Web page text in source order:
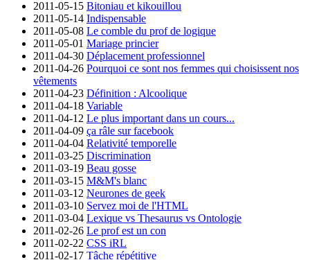
2011-05-15 Bitoniau et kikouillou
2011-05-14 Indispensable
2011-05-08 Le comble du prof de logique
2011-05-01 Mariage princier
2011-04-30 Déplacement professionnel
2011-04-26 Pourquoi ce sont nos femmes qui choisissent nos
vêtements
2011-04-23 Définition : Alcoolique
2011-04-18 Variable
2011-04-12 Le plus important dans un cours...
2011-04-09 ça râle sur facebook
2011-04-04 Relativité temporelle
2011-03-25 Discrimination
2011-03-19 Beau gosse
2011-03-15 M&M's blanc
2011-03-12 Neurones de geek
2011-03-10 Servez moi de l'HTML
2011-03-04 Lexique vs Thesaurus vs Ontologie
2011-02-26 Le prof est un con
2011-02-22 CSS iRL
2011-02-17 Tâche répétitive